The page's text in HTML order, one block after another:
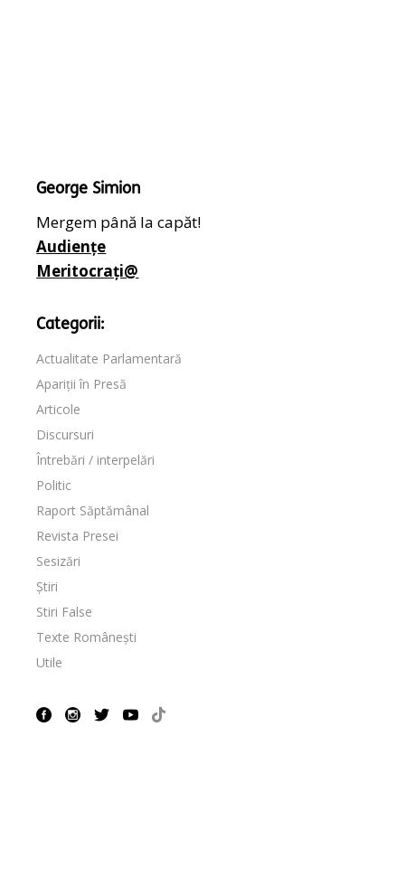
George Simion
Mergem până la capăt!
Audiențe
Meritocrați@
Categorii:
Actualitate Parlamentară
Apariții în Presă
Articole
Discursuri
Întrebări / interpelări
Politic
Raport Săptămânal
Revista Presei
Sesizări
Știri
Stiri False
Texte Românești
Utile